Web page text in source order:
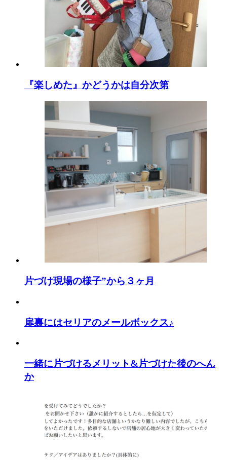
『楽しめた』かどうかは自分次第
片づけ現場の様子”から３ヶ月
扉裏にはセリアのメールボックス♪
一緒に片づけるメリット&片づけた後のへん
か